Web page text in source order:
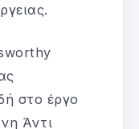
στο έργο
Άντι